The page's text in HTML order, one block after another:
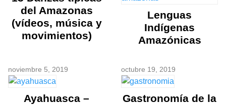
del Amazonas
(vídeos, música y
movimientos)
Lenguas
Indígenas
Amazónicas
noviembre 5, 2019
Ayahuasca –
octubre 19, 2019
Gastronomía de la